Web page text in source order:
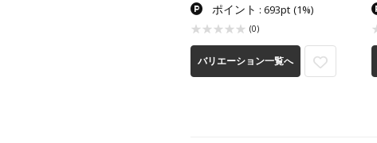
ポイント : 693pt (1%)
(0)
バリエーション一覧へ